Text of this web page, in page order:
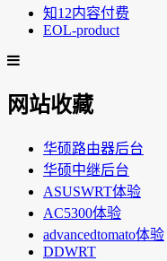
知12内容付费
EOL-product
网站收藏
华硕路由器后台
华硕中继后台
ASUSWRT体验
AC5300体验
advancedtomato体验
DDWRT